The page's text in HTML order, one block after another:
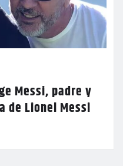
Messi, padre y
de Lionel Messi